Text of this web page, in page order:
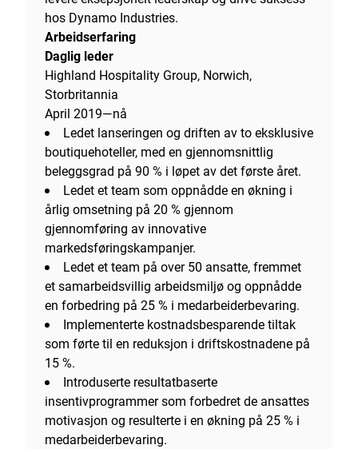
hos Dynamo Industries.
Arbeidserfaring
Daglig leder
Highland Hospitality Group, Norwich,
Storbritannia
April 2019—nå
Ledet lanseringen og driften av to eksklusive
boutiquehoteller, med en gjennomsnittlig
beleggsgrad på 90 % i løpet av det første året.
Ledet et team som oppnådde en økning i
årlig omsetning på 20 % gjennom
gjennomføring av innovative
markedsføringskampanjer.
Ledet et team på over 50 ansatte, fremmet
et samarbeidsvillig arbeidsmiljø og oppnådde
en forbedring på 25 % i medarbeiderbevaring.
Implementerte kostnadsbesparende tiltak
som førte til en reduksjon i driftskostnadene på
15 %.
Introduserte resultatbaserte
insentivprogrammer som forbedret de ansattes
motivasjon og resulterte i en økning på 25 % i
medarbeiderbevaring.